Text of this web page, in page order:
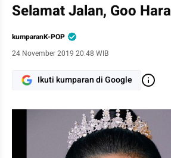
Selamat Jalan, Goo Hara
kumparanK-POP
24 November 2019 20:48 WIB
Ikuti kumparan di Google